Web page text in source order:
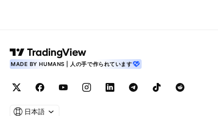
MADE BY HUMANS | 人の手で作られています
日本語